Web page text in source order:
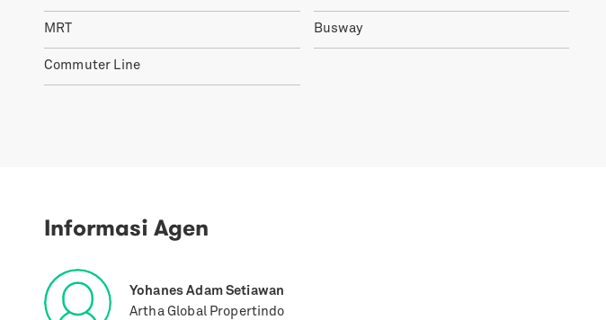
MRT Busway
Commuter Line
Informasi Agen
Yohanes Adam Setiawan
Artha Global Propertindo